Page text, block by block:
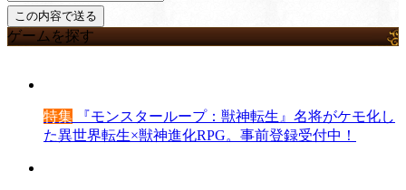
ゲームを探す
特集 『モンスターループ：獣神転生』名将がケモ化し
た異世界転生×獣神進化RPG。事前登録受付中！